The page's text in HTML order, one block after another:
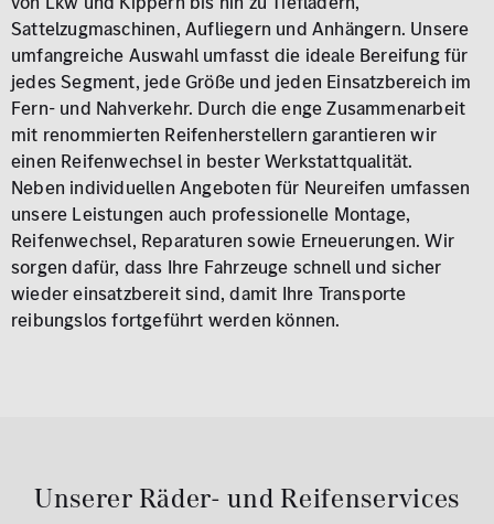
Sattelzugmaschinen, Aufliegern und Anhängern. Unsere
umfangreiche Auswahl umfasst die ideale Bereifung für
jedes Segment, jede Größe und jeden Einsatzbereich im
Fern- und Nahverkehr. Durch die enge Zusammenarbeit
mit renommierten Reifenherstellern garantieren wir
einen Reifenwechsel in bester Werkstattqualität.
Neben individuellen Angeboten für Neureifen umfassen
unsere Leistungen auch professionelle Montage,
Reifenwechsel, Reparaturen sowie Erneuerungen. Wir
sorgen dafür, dass Ihre Fahrzeuge schnell und sicher
wieder einsatzbereit sind, damit Ihre Transporte
reibungslos fortgeführt werden können.
Unserer Räder- und Reifenservices